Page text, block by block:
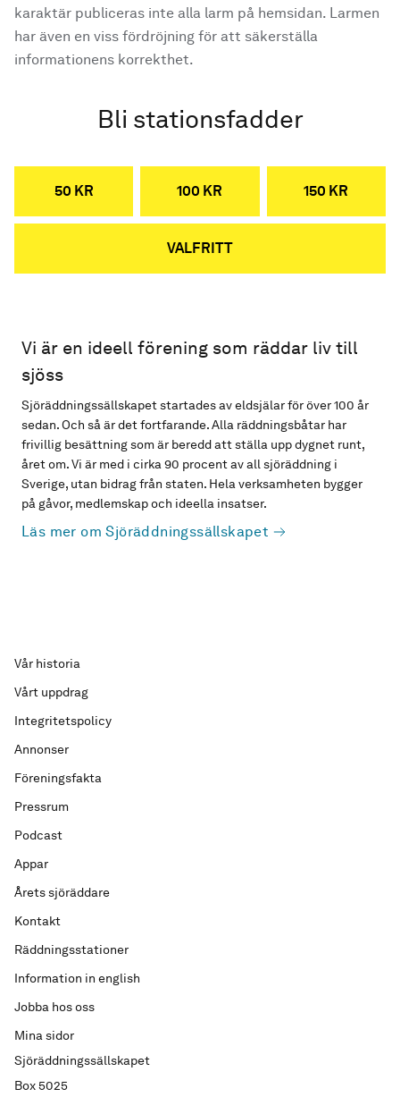
karaktär publiceras inte alla larm på hemsidan. Larmen
har även en viss fördröjning för att säkerställa
informationens korrekthet.
Bli stationsfadder
50 KR 100 KR 150 KR
VALFRITT
Vi är en ideell förening som räddar liv till
sjöss
Sjöräddningssällskapet startades av eldsjälar för över 100 år
sedan. Och så är det fortfarande. Alla räddningsbåtar har
frivillig besättning som är beredd att ställa upp dygnet runt,
året om. Vi är med i cirka 90 procent av all sjöräddning i
Sverige, utan bidrag från staten. Hela verksamheten bygger
på gåvor, medlemskap och ideella insatser.
Läs mer om Sjöräddningssällskapet
Sjöräddningssällskapet
Box 5025
Vår historia
Vårt uppdrag
Integritetspolicy
Annonser
Föreningsfakta
Pressrum
Podcast
Appar
Årets sjöräddare
Kontakt
Räddningsstationer
Information in english
Jobba hos oss
Mina sidor